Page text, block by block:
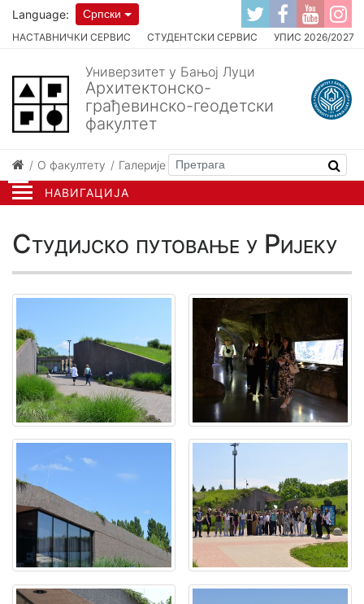
НАВИГАЦИЈА
НАСТАВНИЧКИ СЕРВИС СТУДЕНТСКИ СЕРВИС УПИС 2026/2027
Language: Српски
Универзитет у Бањој Луци
Архитектонско-
грађевинско-геодетски
факултет
О факултету Галерије Студијско путовање у Ријеку
Студијско путовање у Ријеку